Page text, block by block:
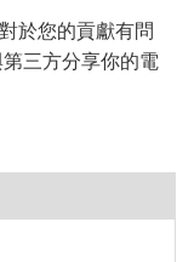
於您的貢獻有問
三方分享你的電